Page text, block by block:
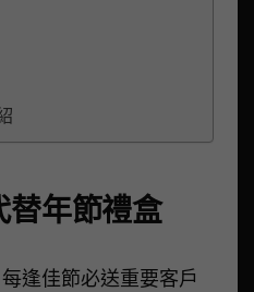
替年節禮盒
逢佳節必送重要客戶